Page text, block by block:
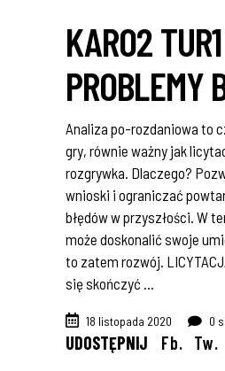
KARO2 TUR1
PROBLEMY
Analiza po-rozdaniowa to
gry, równie ważny jak
rozgrywka. Dlaczego?
wnioski i ograniczać
błędów w przyszłości. W
może doskonalić swoje
to zatem rozwój.
się skończyć
18 listopada 2020 0
UDOSTĘPNIJ Fb. Tw.